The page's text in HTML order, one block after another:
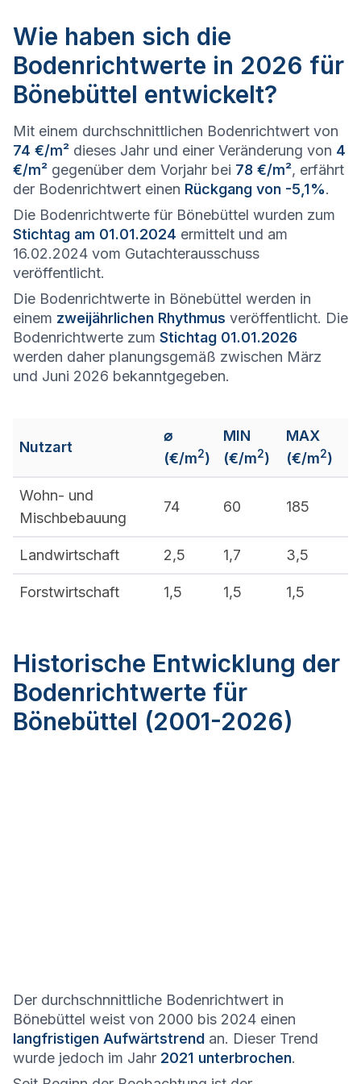
Wie haben sich die
Bodenrichtwerte in 2026 für
Bönebüttel entwickelt?
Mit einem durchschnittlichen Bodenrichtwert von
74 €/m² dieses Jahr und einer Veränderung von 4
€/m² gegenüber dem Vorjahr bei 78 €/m², erfährt
der Bodenrichtwert einen Rückgang von -5,1%.
Die Bodenrichtwerte für Bönebüttel wurden zum
Stichtag am 01.01.2024 ermittelt und am
16.02.2024 vom Gutachterausschuss
veröffentlicht.
Die Bodenrichtwerte in Bönebüttel werden in
einem zweijährlichen Rhythmus veröffentlicht. Die
Bodenrichtwerte zum Stichtag 01.01.2026
werden daher planungsgemäß zwischen März
und Juni 2026 bekanntgegeben.
Nutzart
⌀
(€/m2)
MIN
(€/m2)
MAX
(€/m2)
Wohn- und
Mischbebauung
74 60 185
Landwirtschaft 2,5 1,7 3,5
Forstwirtschaft 1,5 1,5 1,5
Historische Entwicklung der
Bodenrichtwerte für
Bönebüttel (2001-2026)
Der durchschnnittliche Bodenrichtwert in
Bönebüttel weist von 2000 bis 2024 einen
langfristigen Aufwärtstrend an. Dieser Trend
wurde jedoch im Jahr 2021 unterbrochen.